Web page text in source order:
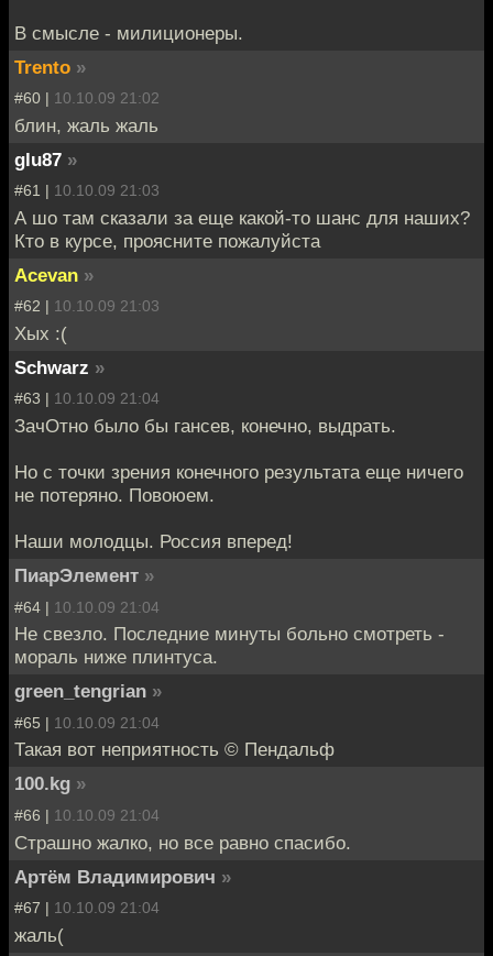
В смысле - милиционеры.
Trento »
#60 | 10.10.09 21:02
блин, жаль жаль
glu87 »
#61 | 10.10.09 21:03
А шо там сказали за еще какой-то шанс для наших?
Кто в курсе, проясните пожалуйста
Acevan »
#62 | 10.10.09 21:03
Хых :(
Schwarz »
#63 | 10.10.09 21:04
ЗачОтно было бы гансев, конечно, выдрать.
Но с точки зрения конечного результата еще ничего
не потеряно. Повоюем.
Наши молодцы. Россия вперед!
ПиарЭлемент »
#64 | 10.10.09 21:04
Не свезло. Последние минуты больно смотреть -
мораль ниже плинтуса.
green_tengrian »
#65 | 10.10.09 21:04
Такая вот неприятность © Пендальф
100.kg »
#66 | 10.10.09 21:04
Страшно жалко, но все равно спасибо.
Артём Владимирович »
#67 | 10.10.09 21:04
жаль(